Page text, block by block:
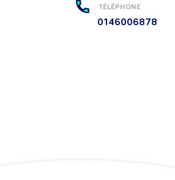
TÉLÉPHONE
0146006878